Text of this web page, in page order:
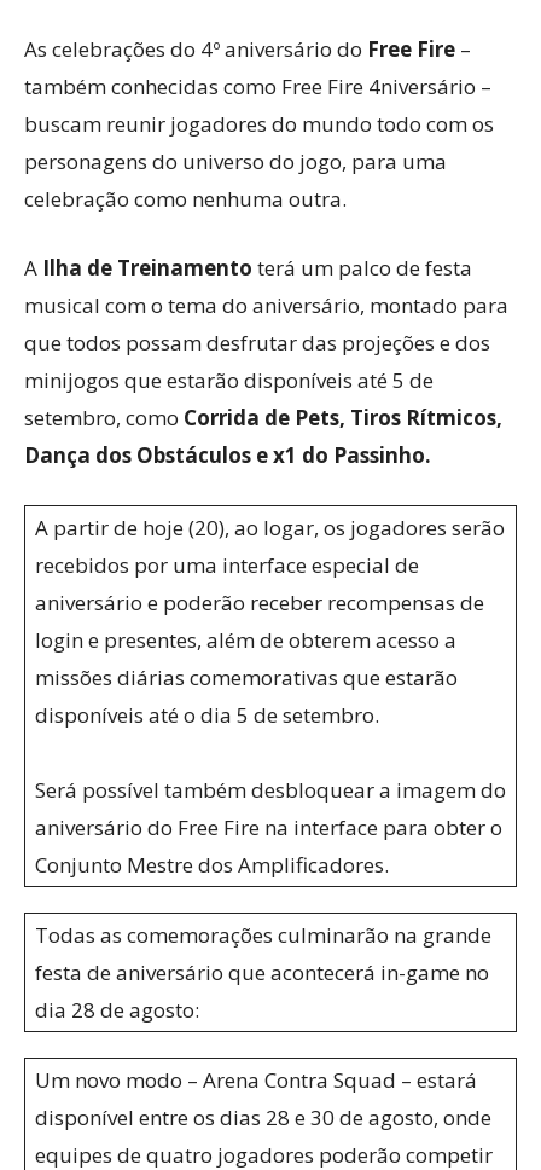
As celebrações do 4º aniversário do Free Fire –
também conhecidas como Free Fire 4niversário –
buscam reunir jogadores do mundo todo com os
personagens do universo do jogo, para uma
celebração como nenhuma outra.
A Ilha de Treinamento terá um palco de festa
musical com o tema do aniversário, montado para
que todos possam desfrutar das projeções e dos
minijogos que estarão disponíveis até 5 de
setembro, como Corrida de Pets, Tiros Rítmicos,
Dança dos Obstáculos e x1 do Passinho.
A partir de hoje (20), ao logar, os jogadores serão
recebidos por uma interface especial de
aniversário e poderão receber recompensas de
login e presentes, além de obterem acesso a
missões diárias comemorativas que estarão
disponíveis até o dia 5 de setembro.
Será possível também desbloquear a imagem do
aniversário do Free Fire na interface para obter o
Conjunto Mestre dos Amplificadores.
Todas as comemorações culminarão na grande
festa de aniversário que acontecerá in-game no
dia 28 de agosto:
Um novo modo – Arena Contra Squad – estará
disponível entre os dias 28 e 30 de agosto, onde
equipes de quatro jogadores poderão competir